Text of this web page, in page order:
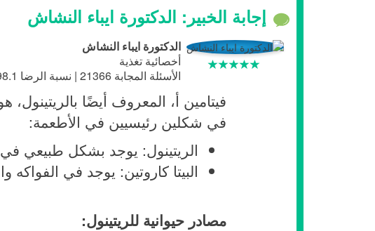
إجابة الخبير: الدكتورة ايباء النشاش
الدكتورة ايباء النشاش
أخصائية تغذية
الأسئلة المجابة 21366 | نسبة الرضا 98.1%
فيتامين أ، المعروف أيضًا
في شكلين رئيسيين في الأطعمة:
الريتينول: يوجد بشكل طبيعي في
البيتا كاروتين: يوجد في
مصادر حيوانية للريتينول: